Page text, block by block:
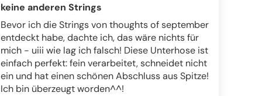
keine anderen Strings
Bevor ich die Strings von thoughts of september
entdeckt habe, dachte ich, das wäre nichts für
mich - uiii wie lag ich falsch! Diese Unterhose ist
einfach perfekt: fein verarbeitet, schneidet nicht
ein und hat einen schönen Abschluss aus Spitze!
Ich bin überzeugt worden^^!